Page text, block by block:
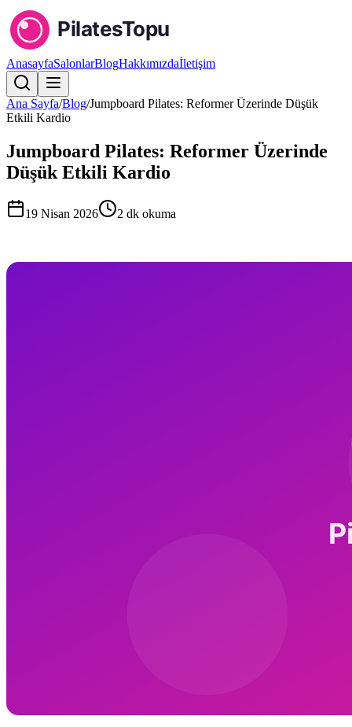
AnasayfaSalonlarBlogHakkımızdaİletişim
Ana Sayfa/Blog/Jumpboard Pilates: Reformer Üzerinde Düşük
Etkili Kardio
Jumpboard Pilates: Reformer Üzerinde
Düşük Etkili Kardio
19 Nisan 2026 2 dk okuma